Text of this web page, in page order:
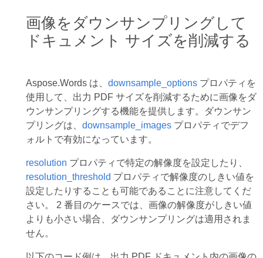
画像をダウンサンプリングして
ドキュメント サイズを削減する
Aspose.Words は、 downsample_optionsプロパティを
使用して、出力 PDF サイズを削減するために画像をダ
ウンサンプリングする機能を提供します。ダウンサン
プリングは、 downsample_imagesプロパティでデフ
ォルトで有効になっています。
resolution プロパティで特定の解像度を設定したり、
resolution_threshold プロパティで解像度のしきい値を
設定したりすることも可能であることに注意してくだ
さい。 2 番目のケースでは、画像の解像度がしきい値
よりも小さい場合、ダウンサンプリングは適用されま
せん。